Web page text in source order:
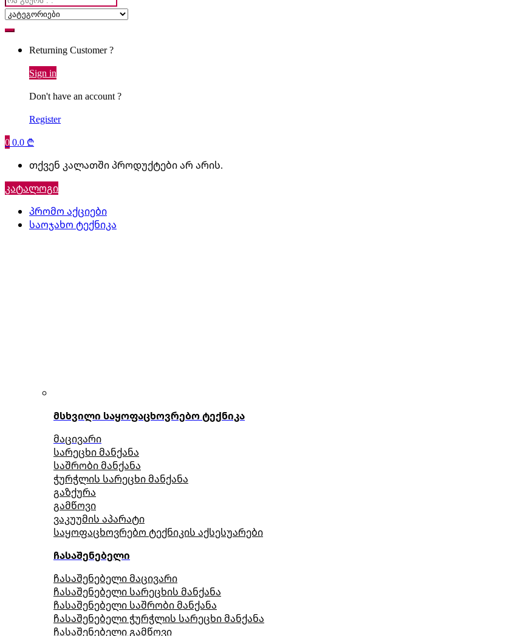
Returning Customer ?
Sign in
Don't have an account ?
Register
00.0 ₾
თქვენ კალათში პროდუქტები არ არის.
კატალოგი
პრომო აქციები
საოჯახო ტექნიკა
მსხვილი საყოფაცხოვრებო ტექნიკა
მაცივარი
სარეცხი მანქანა
საშრობი მანქანა
ჭურჭლის სარეცხი მანქანა
გაზქურა
გამწოვი
ვაკუუმის აპარატი
საყოფაცხოვრებო ტექნიკის აქსესუარები
ჩასაშენებელი
ჩასაშენებელი მაცივარი
ჩასაშენებელი სარეცხის მანქანა
ჩასაშენებელი საშრობი მანქანა
ჩასაშენებელი ჭურჭლის სარეცხი მანქანა
ჩასაშენებელი გამწოვი